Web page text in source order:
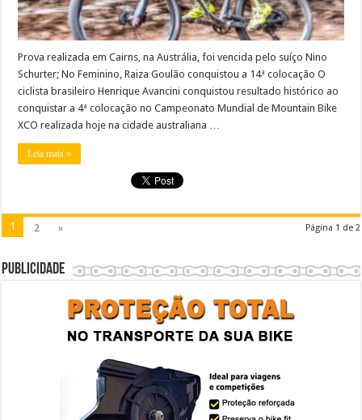
Prova realizada em Cairns, na Austrália, foi vencida pelo suíço Nino
Schurter; No Feminino, Raiza Goulão conquistou a 14ª colocação O
ciclista brasileiro Henrique Avancini conquistou resultado histórico ao
conquistar a 4ª colocação no Campeonato Mundial de Mountain Bike
XCO realizada hoje na cidade australiana …
Leia mais »
Página 1 de 2
1 2 »
Publicidade